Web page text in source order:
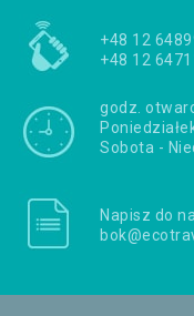
+48 12
+48 12
godz.
Sobota -
Napisz do